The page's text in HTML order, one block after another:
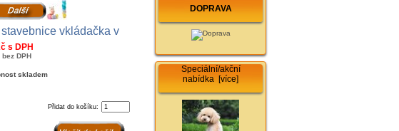
vkládačka v
s DPH
DPH
Přidat do košíku:
DOPRAVA
Speciální/akční
nabídka [více]